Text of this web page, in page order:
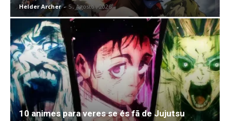
Helder Archer - 5 , Agosto , 2026
10 animes para veres se és fã de Jujutsu